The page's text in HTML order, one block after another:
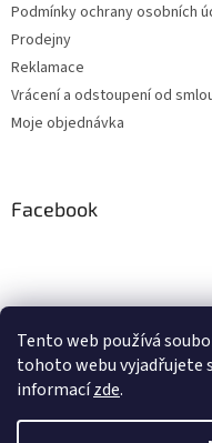
Tento web používá
tohoto webu vyjadřujete
informacízde.
Podmínky ochrany osobních
Prodejny
Reklamace
Vrácení a odstoupení od
Moje objednávka
Facebook
Instagram
Sledovat na